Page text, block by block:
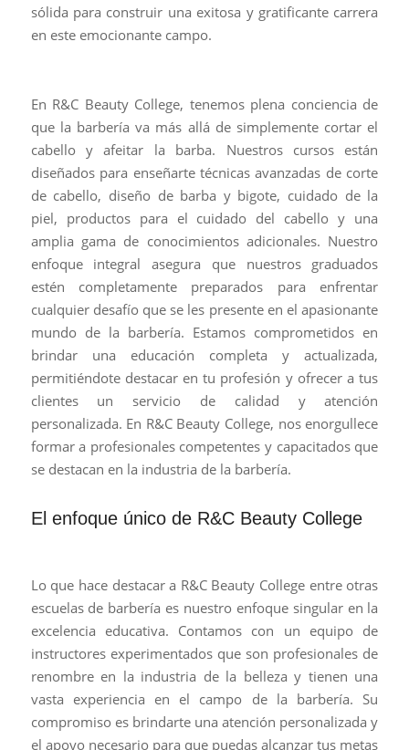
sólida para construir una exitosa y gratificante carrera
en este emocionante campo.
En R&C Beauty College, tenemos plena conciencia de
que la barbería va más allá de simplemente cortar el
cabello y afeitar la barba. Nuestros cursos están
diseñados para enseñarte técnicas avanzadas de corte
de cabello, diseño de barba y bigote, cuidado de la
piel, productos para el cuidado del cabello y una
amplia gama de conocimientos adicionales. Nuestro
enfoque integral asegura que nuestros graduados
estén completamente preparados para enfrentar
cualquier desafío que se les presente en el apasionante
mundo de la barbería. Estamos comprometidos en
brindar una educación completa y actualizada,
permitiéndote destacar en tu profesión y ofrecer a tus
clientes un servicio de calidad y atención
personalizada. En R&C Beauty College, nos enorgullece
formar a profesionales competentes y capacitados que
se destacan en la industria de la barbería.
El enfoque único de R&C Beauty College
Lo que hace destacar a R&C Beauty College entre otras
escuelas de barbería es nuestro enfoque singular en la
excelencia educativa. Contamos con un equipo de
instructores experimentados que son profesionales de
renombre en la industria de la belleza y tienen una
vasta experiencia en el campo de la barbería. Su
compromiso es brindarte una atención personalizada y
el apoyo necesario para que puedas alcanzar tus metas